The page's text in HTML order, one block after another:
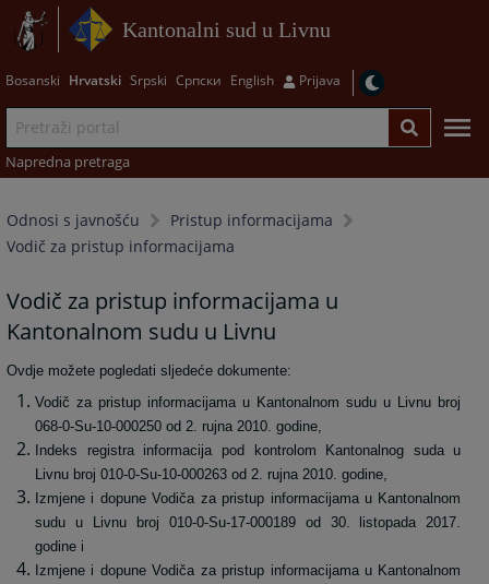
Kantonalni sud u Livnu
Bosanski Hrvatski Srpski Српски English Prijava
Napredna pretraga
Odnosi s javnošću
Pristup informacijama
Vodič za pristup informacijama
Vodič za pristup informacijama u
Kantonalnom sudu u Livnu
Ovdje možete pogledati sljedeće dokumente:
Vodič za pristup informacijama u Kantonalnom sudu u Livnu broj
068-0-Su-10-000250 od 2. rujna 2010. godine,
Indeks registra informacija pod kontrolom Kantonalnog suda u
Livnu broj 010-0-Su-10-000263 od 2. rujna 2010. godine,
Izmjene i dopune Vodiča za pristup informacijama u Kantonalnom
sudu u Livnu broj 010-0-Su-17-000189 od 30. listopada 2017.
godine i
Izmjene i dopune Vodiča za pristup informacijama u Kantonalnom